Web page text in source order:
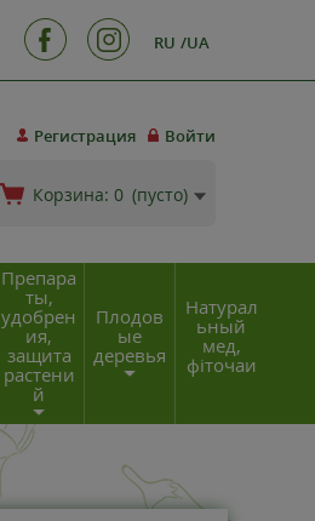
RU UA
Регистрация Войти
Корзина: 0 (пусто)
Препара
ты,
удобрен
ия,
защита
растени
й
Плодов
ые
деревья
Натурал
ьный
мед,
фіточаи